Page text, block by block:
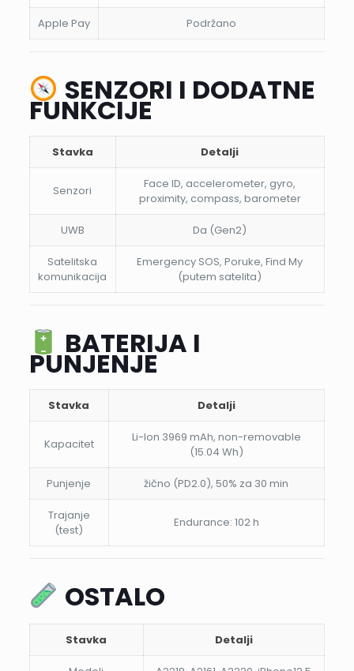
Apple Pay Podržano
SENZORI I DODATNE
FUNKCIJE
Stavka Detalji
Senzori
Face ID, accelerometer, gyro,
proximity, compass, barometer
UWB Da (Gen2)
Satelitska
komunikacija
Emergency SOS, Poruke, Find My
(putem satelita)
BATERIJA I
PUNJENJE
Stavka Detalji
Kapacitet
Li-Ion 3969 mAh, non-removable
(15.04 Wh)
Punjenje žično (PD2.0), 50% za 30 min
Trajanje
(test)
Endurance: 102 h
OSTALO
Stavka Detalji